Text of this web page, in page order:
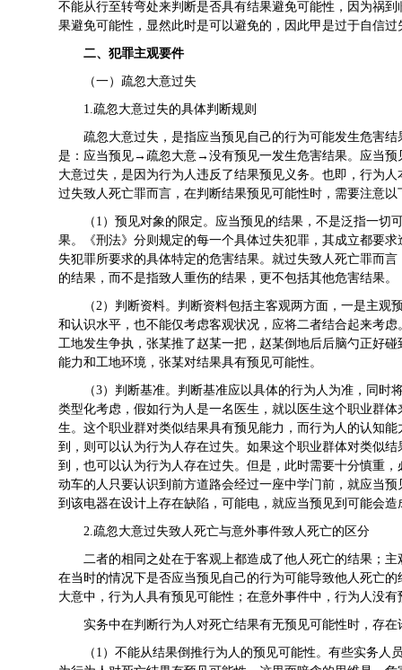
不能从行至转弯处来判断是否具有结果避免可能性，因为祸
果避免可能性，显然此时是可以避免的，因此甲是过于自信
二、犯罪主观要件
（一）疏忽大意过失
1.疏忽大意过失的具体判断规则
疏忽大意过失，是指应当预见自己的行为可能发生危害
是：应当预见→疏忽大意→没有预见一发生危害结果。应当预
大意过失，是因为行为人违反了结果预见义务。也即，行为
过失致人死亡罪而言，在判断结果预见可能性时，需要注意以
（1）预见对象的限定。应当预见的结果，不是泛指一
果。《刑法》分则规定的每一个具体过失犯罪，其成立都要
失犯罪所要求的具体特定的危害结果。就过失致人死亡罪而
的结果，而不是指致人重伤的结果，更不包括其他危害结果。
（2）判断资料。判断资料包括主客观两方面，一是主
和认识水平，也不能仅考虑客观状况，应将二者结合起来考
工地发生争执，张某推了赵某一把，赵某倒地后后脑勺正好
能力和工地环境，张某对结果具有预见可能性。
（3）判断基准。判断基准应以具体的行为人为准，同
类型化考虑，假如行为人是一名医生，就以医生这个职业群
生。这个职业群对类似结果具有预见能力，而行为人的认知
到，则可以认为行为人存在过失。如果这个职业群体对类似
到，也可以认为行为人存在过失。但是，此时需要十分慎重
动车的人只要认识到前方道路会经过一座中学门前，就应当
到该电器在设计上存在缺陷，可能电，就应当预见到可能会造
2.疏忽大意过失致人死亡与意外事件致人死亡的区分
二者的相同之处在于客观上都造成了他人死亡的结果；
在当时的情况下是否应当预见自己的行为可能导致他人死亡
大意中，行为人具有预见可能性；在意外事件中，行为人没有
实务中在判断行为人对死亡结果有无预见可能性时，存
（1）不能从结果倒推行为人的预见可能性。有些实务